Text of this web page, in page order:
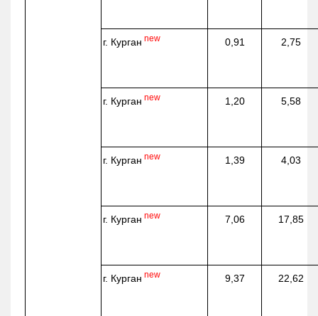
г. Курган new 0,91 2,75
г. Курган new 1,20 5,58
г. Курган new 1,39 4,03
г. Курган new 7,06 17,85
г. Курган new 9,37 22,62